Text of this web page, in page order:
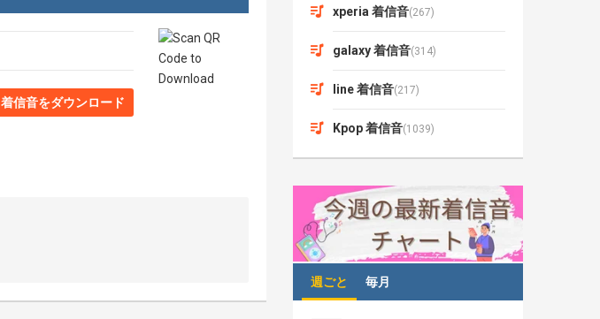
着信音をダウンロード
xperia 着信音(267)
galaxy 着信音(314)
line 着信音(217)
Kpop 着信音(1039)
週ごと 毎月